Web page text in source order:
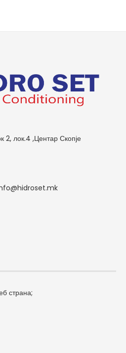
2, лок.4 ,Центар Скопје
страна;